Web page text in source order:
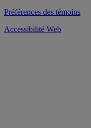
Préférences des témoins
Accessibilité Web